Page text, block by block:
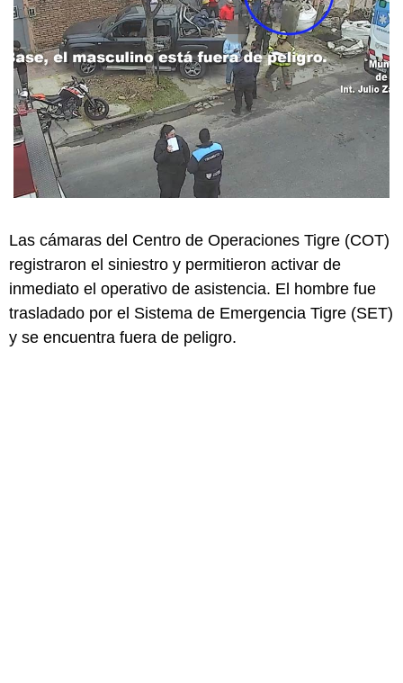
Las cámaras del Centro de Operaciones Tigre (COT)
registraron el siniestro y permitieron activar de
inmediato el operativo de asistencia. El hombre fue
trasladado por el Sistema de Emergencia Tigre (SET)
y se encuentra fuera de peligro.